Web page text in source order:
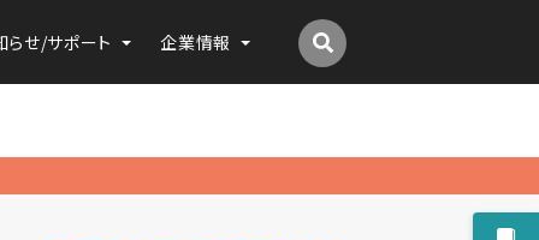
らせ/サポート 企業情報